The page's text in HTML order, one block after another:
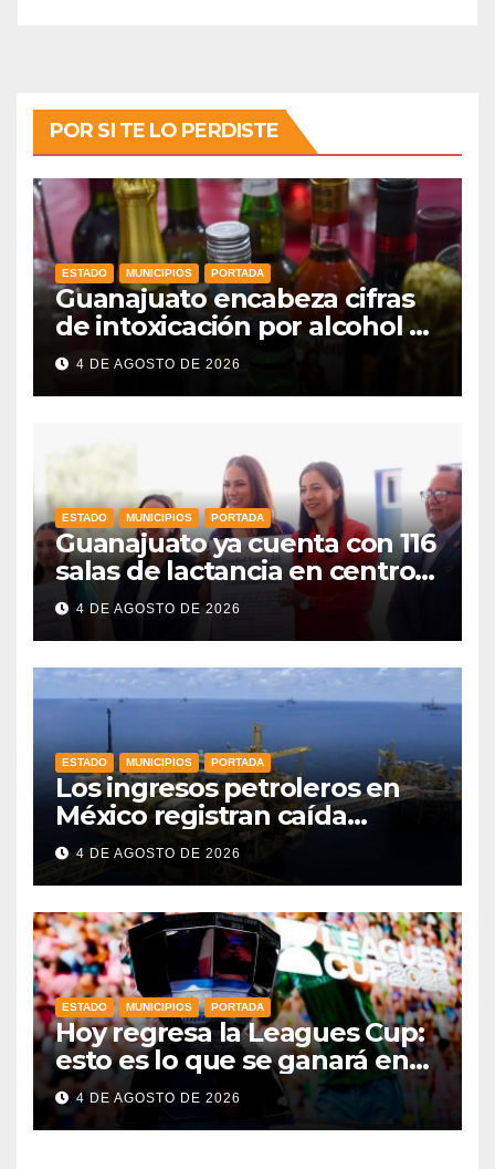
POR SI TE LO PERDISTE
ESTADO MUNICIPIOS PORTADA
Guanajuato encabeza cifras
de intoxicación por alcohol a
nivel nacional
4 DE AGOSTO DE 2026
ESTADO MUNICIPIOS PORTADA
Guanajuato ya cuenta con 116
salas de lactancia en centros
de trabajo: Gobernadora
4 DE AGOSTO DE 2026
ESTADO MUNICIPIOS PORTADA
Los ingresos petroleros en
México registran caída
drástica en una década
4 DE AGOSTO DE 2026
ESTADO MUNICIPIOS PORTADA
Hoy regresa la Leagues Cup:
esto es lo que se ganará en
esta edición
4 DE AGOSTO DE 2026